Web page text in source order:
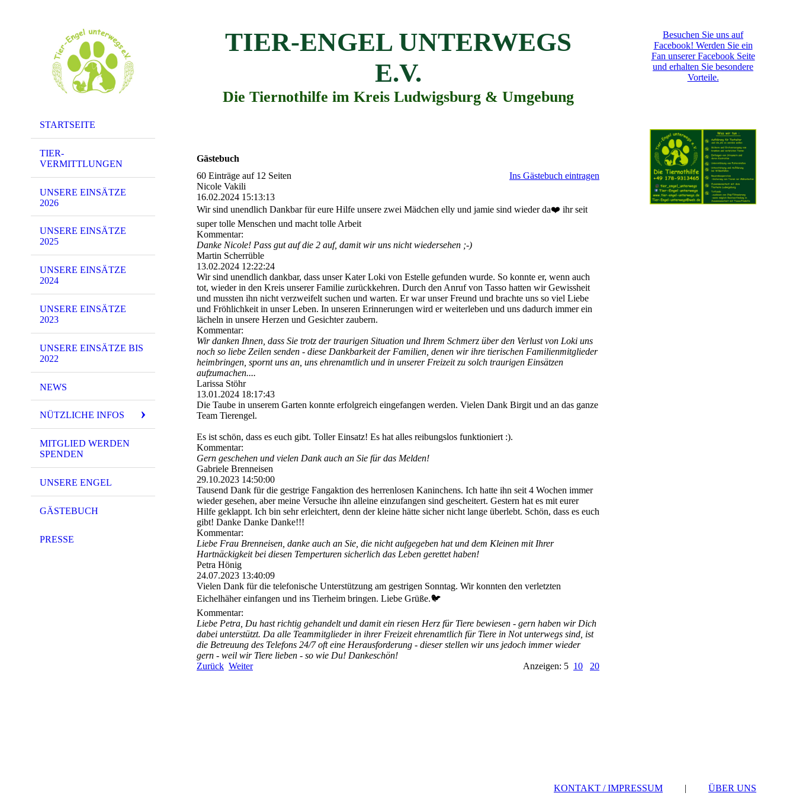
STARTSEITE
TIER-
VERMITTLUNGEN
UNSERE EINSÄTZE
2026
UNSERE EINSÄTZE
2025
UNSERE EINSÄTZE
2024
UNSERE EINSÄTZE
2023
UNSERE EINSÄTZE BIS
2022
NEWS
NÜTZLICHE INFOS
MITGLIED WERDEN
SPENDEN
UNSERE ENGEL
GÄSTEBUCH
PRESSE
TIER-ENGEL UNTERWEGS
E.V.
Die Tiernothilfe im Kreis Ludwigsburg & Umgebung
Gästebuch
60 Einträge auf 12 Seiten
Ins Gästebuch eintragen
Nicole Vakili
16.02.2024 15:13:13
Wir sind unendlich Dankbar für eure Hilfe unsere zwei Mädchen elly und jamie sind wieder da❤️ ihr seit
super tolle Menschen und macht tolle Arbeit
Kommentar:
Danke Nicole! Pass gut auf die 2 auf, damit wir uns nicht wiedersehen ;-)
Martin Scherrüble
13.02.2024 12:22:24
Wir sind unendlich dankbar, dass unser Kater Loki von Estelle gefunden wurde. So konnte er, wenn auch
tot, wieder in den Kreis unserer Familie zurückkehren. Durch den Anruf von Tasso hatten wir Gewissheit
und mussten ihn nicht verzweifelt suchen und warten. Er war unser Freund und brachte uns so viel Liebe
und Fröhlichkeit in unser Leben. In unseren Erinnerungen wird er weiterleben und uns dadurch immer ein
lächeln in unsere Herzen und Gesichter zaubern.
Kommentar:
Wir danken Ihnen, dass Sie trotz der traurigen Situation und Ihrem Schmerz über den Verlust von Loki uns
noch so liebe Zeilen senden - diese Dankbarkeit der Familien, denen wir ihre tierischen Familienmitglieder
heimbringen, spornt uns an, uns ehrenamtlich und in unserer Freizeit zu solch traurigen Einsätzen
aufzumachen....
Larissa Stöhr
13.01.2024 18:17:43
Die Taube in unserem Garten konnte erfolgreich eingefangen werden. Vielen Dank Birgit und an das ganze
Team Tierengel.
Es ist schön, dass es euch gibt. Toller Einsatz! Es hat alles reibungslos funktioniert :).
Kommentar:
Gern geschehen und vielen Dank auch an Sie für das Melden!
Gabriele Brenneisen
29.10.2023 14:50:00
Tausend Dank für die gestrige Fangaktion des herrenlosen Kaninchens. Ich hatte ihn seit 4 Wochen immer
wieder gesehen, aber meine Versuche ihn alleine einzufangen sind gescheitert. Gestern hat es mit eurer
Hilfe geklappt. Ich bin sehr erleichtert, denn der kleine hätte sicher nicht lange überlebt. Schön, dass es euch
gibt! Danke Danke Danke!!!
Kommentar:
Liebe Frau Brenneisen, danke auch an Sie, die nicht aufgegeben hat und dem Kleinen mit Ihrer
Hartnäckigkeit bei diesen Temperturen sicherlich das Leben gerettet haben!
Petra Hönig
24.07.2023 13:40:09
Vielen Dank für die telefonische Unterstützung am gestrigen Sonntag. Wir konnten den verletzten
Eichelhäher einfangen und ins Tierheim bringen. Liebe Grüße.🐦
Kommentar:
Liebe Petra, Du hast richtig gehandelt und damit ein riesen Herz für Tiere bewiesen - gern haben wir Dich
dabei unterstützt. Da alle Teammitglieder in ihrer Freizeit ehrenamtlich für Tiere in Not unterwegs sind, ist
die Betreuung des Telefons 24/7 oft eine Herausforderung - dieser stellen wir uns jedoch immer wieder
gern - weil wir Tiere lieben - so wie Du! Dankeschön!
Zurück Weiter Anzeigen: 5 10 20
Besuchen Sie uns auf
Facebook! Werden Sie ein
Fan unserer Facebook Seite
und erhalten Sie besondere
Vorteile.
KONTAKT / IMPRESSUM | ÜBER UNS